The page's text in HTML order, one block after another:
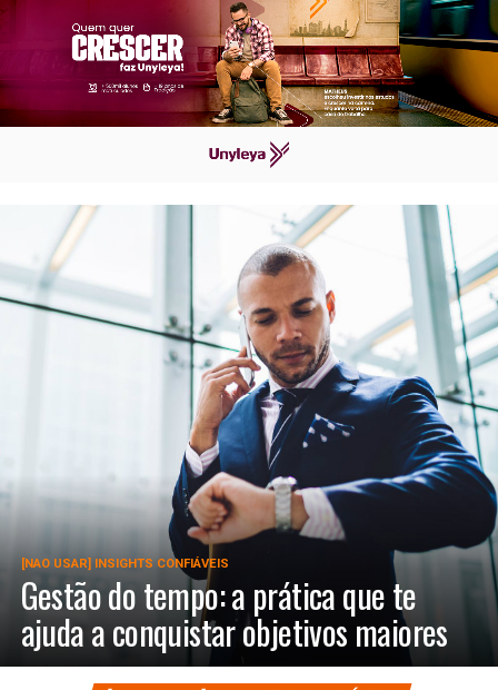
[NAO USAR] INSIGHTS CONFIÁVEIS
Gestão do tempo: a prática que te
ajuda a conquistar objetivos maiores